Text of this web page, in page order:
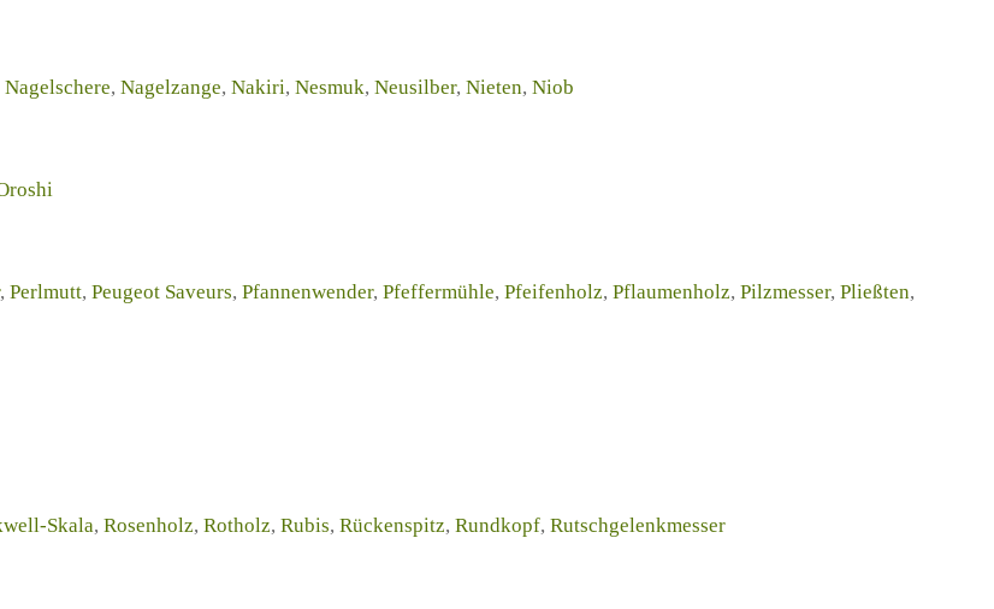
Nagelschere, Nagelzange, Nakiri, Nesmuk, Neusilber, Nieten, Niob
, Perlmutt, Peugeot Saveurs, Pfannenwender, Pfeffermühle, Pfeifenholz, Pflaumenholz, Pilzmesser, Pließten,
Skala, Rosenholz, Rotholz, Rubis, Rückenspitz, Rundkopf, Rutschgelenkmesser